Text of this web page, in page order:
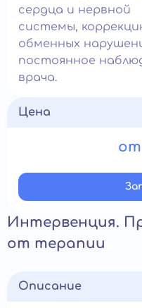
сердца и нервной
системы,
обменных
постоянное
врача.
Цена
от
Интервенция.
от терапии
Описание